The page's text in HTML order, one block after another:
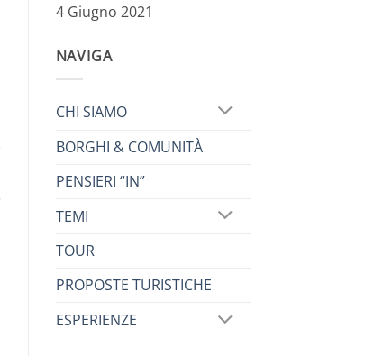
4 Giugno 2021
NAVIGA
CHI SIAMO
BORGHI & COMUNITÀ
PENSIERI “IN”
TEMI
TOUR
PROPOSTE TURISTICHE
ESPERIENZE